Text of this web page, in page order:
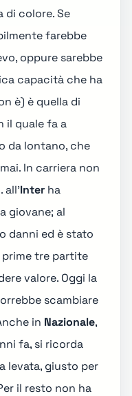
di colore. Se
farebbe
oppure sarebbe
capacità che ha
è) è quella di
il quale fa a
da lontano, che
In carriera non
all'Inter ha
giovane; al
danni ed è stato
prime tre partite
valore. Oggi la
scambiare
in Nazionale,
fa, si ricorda
levata, giusto per
il resto non ha